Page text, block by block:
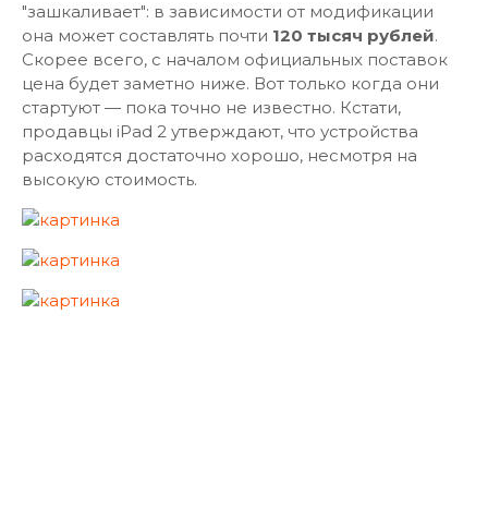
"зашкаливает": в зависимости от модификации
она может составлять почти 120 тысяч рублей.
Скорее всего, с началом официальных поставок
цена будет заметно ниже. Вот только когда они
стартуют — пока точно не известно. Кстати,
продавцы iPad 2 утверждают, что устройства
расходятся достаточно хорошо, несмотря на
высокую стоимость.